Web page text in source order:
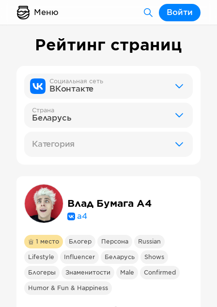
Меню Войти
Рейтинг страниц
Социальная сеть
ВКонтакте
Страна
Беларусь
Категория
Влад Бумага А4
a4
1 место Блогер Персона Russian
Lifestyle Influencer Беларусь Shows
Блогеры Знаменитости Male Confirmed
Humor & Fun & Happiness